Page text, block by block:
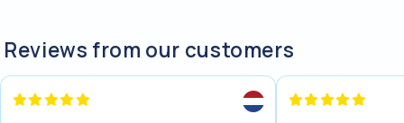
Reviews from our customers